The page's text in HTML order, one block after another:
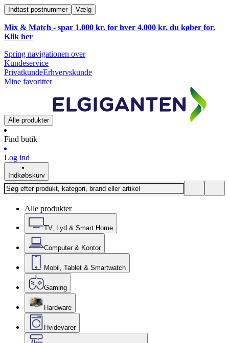
Indtast postnummer Vælg
Mix & Match - spar 1.000 kr. for hver 4.000 kr. du køber for.
Klik her
Spring navigationen over
Kundeservice
PrivatkundeErhvervskunde
Mine favoritter
Alle produkter
Find butik
Log ind
Indkøbskurv
Alle produkter
TV, Lyd & Smart Home
Computer & Kontor
Mobil, Tablet & Smartwatch
Gaming
Hardware
Hvidevarer